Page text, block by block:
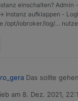
einschalten? Admin
Instanz aufklappen -
/opt/iobroker/log/…
Das sollte
am 8. Dez. 2021,
editiert von